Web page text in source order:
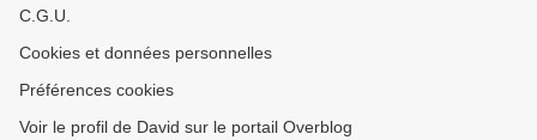
C.G.U.
Cookies et données personnelles
Préférences cookies
Voir le profil de David sur le portail Overblog